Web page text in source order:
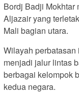
Bordj Badji Mokhtar
Aljazair yang
Mali bagian utara.
Wilayah
menjadi jalur lintas
berbagai kelompok
kedua negara.